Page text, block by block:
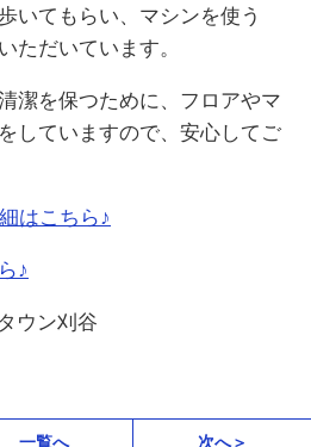
いてもらい、マシンを使う
ただいています。
潔を保つために、フロアやマ
していますので、安心してご
はこちら♪
♪
ウン刈谷
一覧へ 次へ＞